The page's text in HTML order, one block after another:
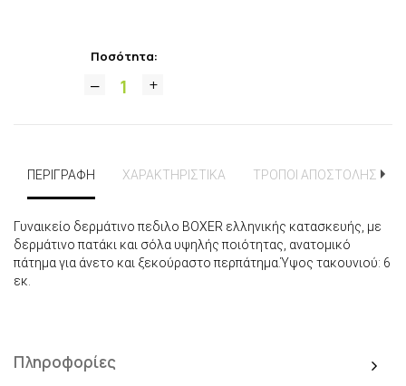
Ποσότητα:
ΠΕΡΙΓΡΑΦΗ ΧΑΡΑΚΤΗΡΙΣΤΙΚΑ ΤΡΟΠΟΙ ΑΠΟΣΤΟΛΗΣ
Γυναικείο δερμάτινο πεδιλο BOXER ελληνικής κατασκευής, με
δερμάτινο πατάκι και σόλα υψηλής ποιότητας, ανατομικό
πάτημα για άνετο και ξεκούραστο περπάτημα.Ύψος τακουνιού: 6
εκ.
Πληροφορίες